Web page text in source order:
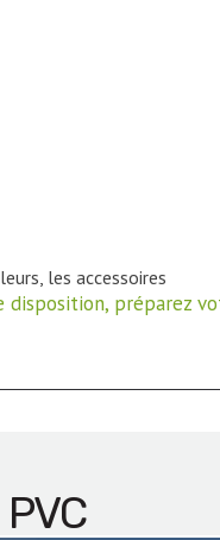
les accessoires
préparez